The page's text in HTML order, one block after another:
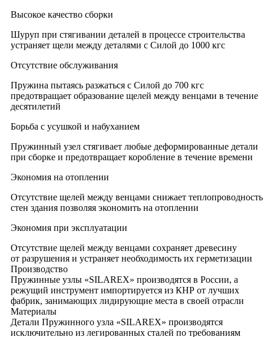
Высокое качество сборки
Шуруп при стягивании деталей в процессе строительства
устраняет щели между деталями с Силой до 1000 кгс
Отсутствие обслуживания
Пружина пытаясь разжаться с Силой до 700 кгс
предотвращает образование щелей между венцами в течение
десятилетий
Борьба с усушкой и набуханием
Пружинный узел стягивает любые деформированные детали
при сборке и предотвращает коробление в течение времени
Экономия на отоплении
Отсутствие щелей между венцами снижает теплопроводность
стен здания позволяя экономить на отоплении
Экономия при эксплуатации
Отсутствие щелей между венцами сохраняет древесину
от разрушения и устраняет необходимость их герметизации
Производство
Пружинные узлы «SILAREX» производятся в России, а
режущий инструмент импортируется из КНР от лучших
фабрик, занимающих лидирующие места в своей отрасли
Материалы
Детали Пружинного узла «SILAREX» производятся
исключительно из легированных сталей по требованиям